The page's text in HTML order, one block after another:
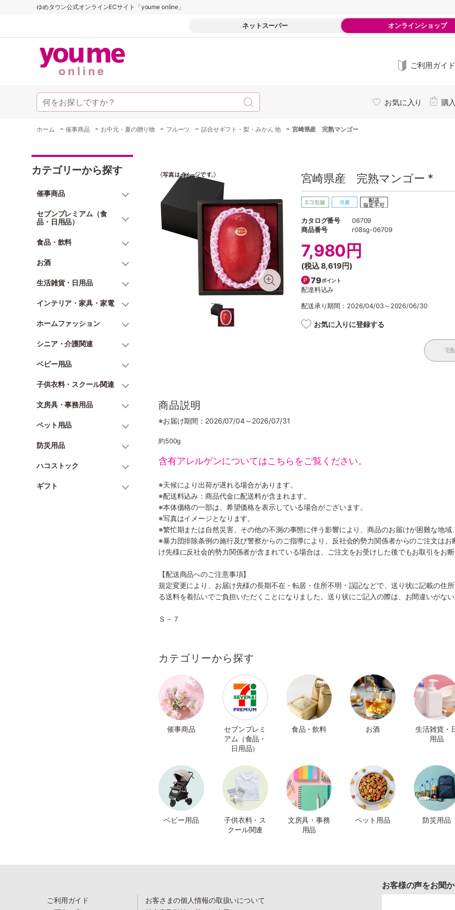
ゆめタウン公式オンラインECサイト「youme online」
ネットスーパー オンラインショップ
ご利用ガイド
お気に入り 購
ホーム -催事商品 - お中元・夏の贈り物 - フルーツ - 詰合せギフト・梨・みかん 他 - 宮崎県産 完熟マンゴー
カテゴリーから探す
催事商品
セブンプレミアム（食
品・日用品）
食品・飲料
お酒
生活雑貨・日用品
インテリア・家具・家電
ホームファッション
シニア・介護関連
ベビー用品
子供衣料・スクール関連
文房具・事務用品
ペット用品
防災用品
ハコストック
ギフト
宮崎県産 完熟マンゴー *
カタログ番号
06709
商品番号
r08sg-06709
7,980円
(税込8,619円)
79ポイント
配達料込み
配送承り期間：2026/04/03～2026/06/30
お気に入りに登録する
宅
商品説明
※お届け期間：2026/07/04～2026/07/31
約500g
含有アレルゲンについてはこちらをご覧ください。
※天候により出荷が遅れる場合があります。
※配送料込み：商品代金に配送料が含まれます。
※本体価格の一部は、希望価格を表示している場合がございます。
※写真はイメージとなります。
※繁忙期または自然災害、その他の不測の事態に伴う影響により、商品のお届けが困難な地域
※暴力団排除条例の施行及び警察からのご指導により、反社会的勢力関係者からのご注文は
け先様に反社会的勢力関係者が含まれている場合は、ご注文をお受けした後でもお取引をお
【配送商品へのご注意事項】
規定変更により、お届け先様の長期不在・転居・住所不明・誤記などで、送り状に記載の住
る送料を着払いでご負担いただくことになりました。送り状にご記入の際は、お間違いがな
Ｓ－７
カテゴリーから探す
催事商品
セブンプレミ
アム（食品・
日用品）
食品・飲料 お酒
生活雑貨・
用品
ベビー用品
子供衣料・ス
クール関連
文房具・事務
用品
ペット用品 防災用品
ご利用ガイド
お客さまの個人情報の取扱いについて
お客様の声をお聞